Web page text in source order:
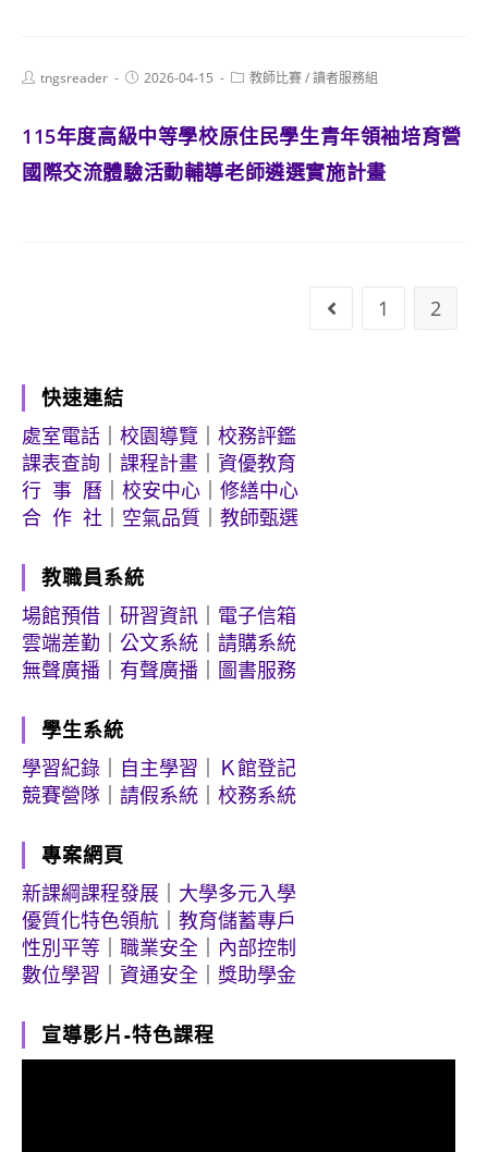
Posttngsreader
Post2026-04-15
Post教師比賽/讀者服務組
115年度高級中等學校原住民學生青年領袖培育營
國際交流體驗活動輔導老師遴選實施計畫
Go to the
1 2
快速連結
處室電話
校園導覽
校務評鑑
課表查詢
課程計畫
資優教育
行 事 曆
校安中心
修繕中心
合 作 社
空氣品質 教師甄選
教職員系統
場館預借
研習資訊
電子信箱
雲端差勤
公文系統
請購系統
無聲廣播
有聲廣播 圖書服務
學生系統
學習紀錄
自主學習
Ｋ館登記
競賽營隊
請假系統 校務系統
專案網頁
新課綱課程發展
大學多元入學
優質化特色領航
教育儲蓄專戶
性別平等
職業安全
內部控制
數位學習
資通安全 獎助學金
宣導影片-特色課程